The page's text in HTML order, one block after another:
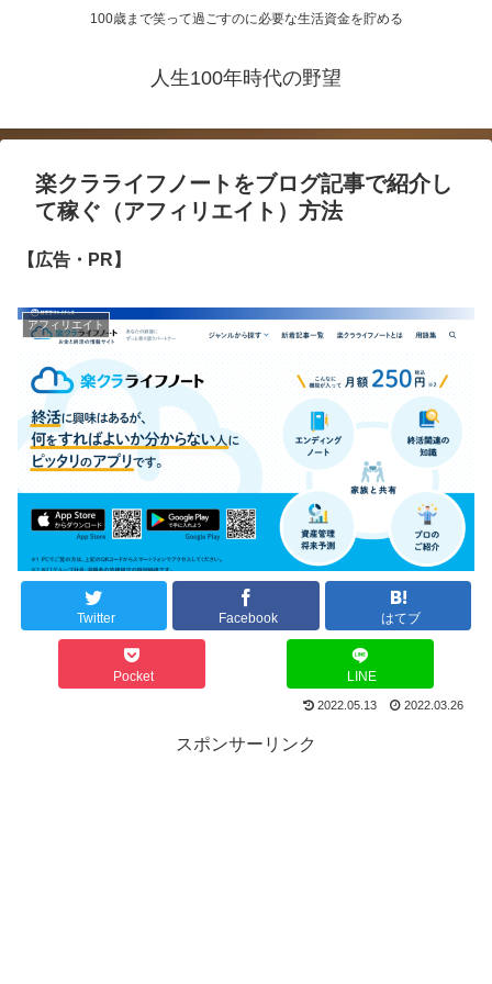
100歳まで笑って過ごすのに必要な生活資金を貯める
人生100年時代の野望
楽クラライフノートをブログ記事で紹介し
て稼ぐ（アフィリエイト）方法
【広告・PR】
アフィリエイト
Twitter Facebook はてブ
Pocket LINE
2022.05.13 2022.03.26
スポンサーリンク